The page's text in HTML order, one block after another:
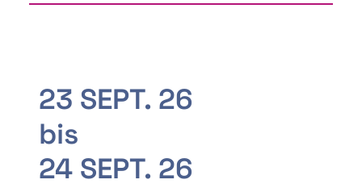
23 SEPT. 26
bis
24 SEPT. 26